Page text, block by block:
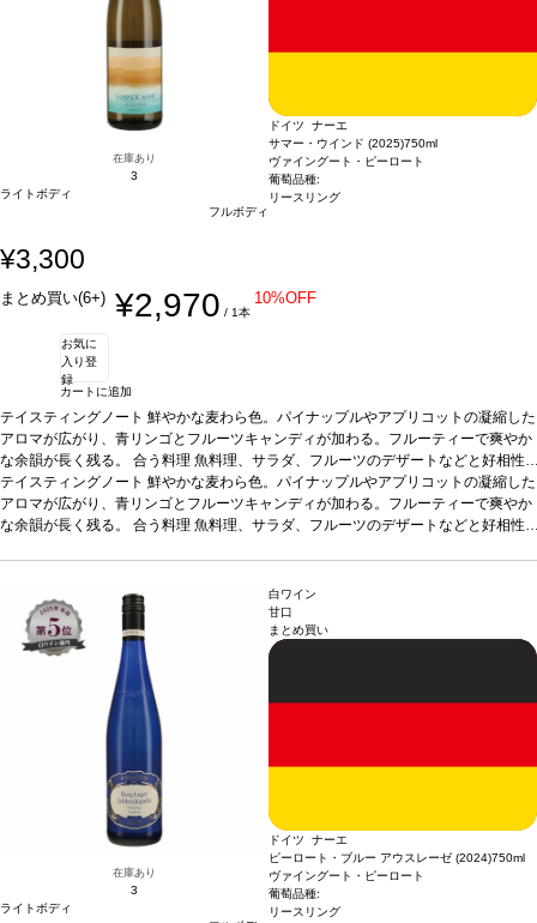
ス、パッションフルーツの風味と混ざり合い、心地よくすっきりとして爽やかな酸
味を含む後味へと誘われる。
グ 7%、シュナン・ブラン 6%
カリフォルニア・グリーン・メダル-サスティナ
ブル・ワイングローイング、ビジネス・リーダーシップ・アワード、カリフォルニ
ア・サスティナブル・ワイナリー認証
鮮やかに輝く色調。太陽の輝きをピュアに放ち、クラシックなソーヴィニヨン・ブ
ランを爽やかに表現し、白桃とピリッとしたグレープフルーツの繊細な芳香を伴
う。口に含むと、ジューシーな青リンゴがエキゾチックなコブミカン、レモングラ
ス、パッションフルーツの風味と混ざり合い、心地よくすっきりとして爽やかな酸
味を含む後味へと誘われる。
グ 7%、シュナン・ブラン 6%
カリフォルニア・グリーン・メダル-サスティナ
ブル・ワイングローイング、ビジネス・リーダーシップ・アワード、カリフォルニ
ア・サスティナブル・ワイナリー認証
在庫あり
3
ライトボディ
フルボディ
ドイツ ナーエ
サマー・ウインド (2025)750ml
ヴァイングート・ピーロート
葡萄品種:
リースリング
¥3,300
まとめ買い(6+) ¥2,970 / 1本
10%OFF
お気に
入り登
録
カートに追加
テイスティングノート 鮮やかな麦わら色。パイナップルやアプリコットの凝縮した
アロマが広がり、青リンゴとフルーツキャンディが加わる。フルーティーで爽やか
な余韻が長く残る。 合う料理 魚料理、サラダ、フルーツのデザートなどと好相性
葡萄品種リースリング*本ヴィンテージが在庫切れの場合、在庫があり価格が同様
の場合は自動的に次のヴィンテージに変更されます、ご了承ください。
テイスティングノート 鮮やかな麦わら色。パイナップルやアプリコットの凝縮した
アロマが広がり、青リンゴとフルーツキャンディが加わる。フルーティーで爽やか
な余韻が長く残る。 合う料理 魚料理、サラダ、フルーツのデザートなどと好相性
在庫あり
3
ライトボディ
白ワイン
甘口
まとめ買い
ドイツ ナーエ
ピーロート・ブルー アウスレーゼ (2024)750ml
ヴァイングート・ピーロート
葡萄品種:
リースリング